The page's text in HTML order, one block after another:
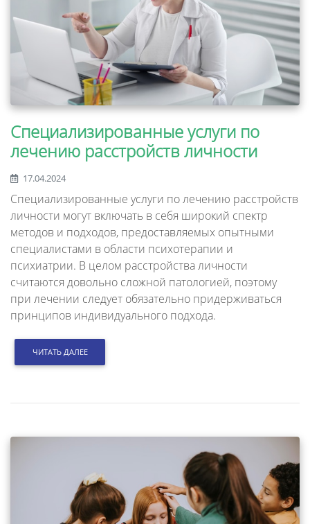
Специализированные услуги по
лечению расстройств личности
17.04.2024
Специализированные услуги по лечению расстройств
личности могут включать в себя широкий спектр
методов и подходов, предоставляемых опытными
специалистами в области психотерапии и
психиатрии. В целом расстройства личности
считаются довольно сложной патологией, поэтому
при лечении следует обязательно придерживаться
принципов индивидуального подхода.
ЧИТАТЬ ДАЛЕЕ